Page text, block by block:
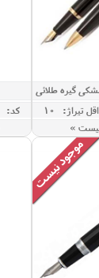
گیره طلائی
تيراژ: 10
»
کد: NBP-2506